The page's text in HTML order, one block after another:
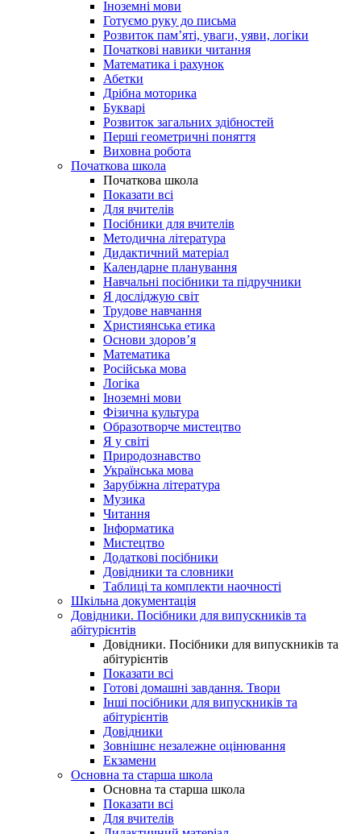
Іноземні мови
Готуємо руку до письма
Розвиток пам’яті, уваги, уяви, логіки
Початкові навики читання
Математика і рахунок
Абетки
Дрібна моторика
Букварі
Розвиток загальних здібностей
Перші геометричні поняття
Виховна робота
Початкова школа
Початкова школа
Показати всі
Для вчителів
Посібники для вчителів
Методична література
Дидактичний матеріал
Календарне планування
Навчальні посібники та підручники
Я досліджую світ
Трудове навчання
Християнська етика
Основи здоров’я
Математика
Російська мова
Логіка
Іноземні мови
Фізична культура
Образотворче мистецтво
Я у світі
Природознавство
Українська мова
Зарубіжна література
Музика
Читання
Інформатика
Мистецтво
Додаткові посібники
Довідники та словники
Таблиці та комплекти наочності
Шкільна документація
Довідники. Посібники для випускників та
абітурієнтів
Довідники. Посібники для випускників та
абітурієнтів
Показати всі
Готові домашні завдання. Твори
Інші посібники для випускників та
абітурієнтів
Довідники
Зовнішнє незалежне оцінювання
Екзамени
Основна та старша школа
Основна та старша школа
Показати всі
Для вчителів